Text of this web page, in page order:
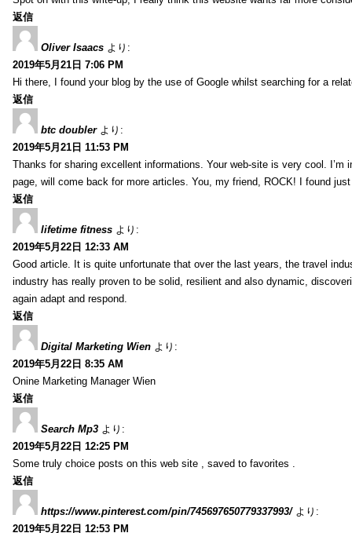
返信
Oliver Isaacs より:
2019年5月21日 7:06 PM
Hi there, I found your blog by the use of Google whilst searching for a
返信
btc doubler より:
2019年5月21日 11:53 PM
Thanks for sharing excellent informations. Your web-site is very cool.
page, will come back for more articles. You, my friend, ROCK! I found
返信
lifetime fitness より:
2019年5月22日 12:33 AM
Good article. It is quite unfortunate that over the last years, the travel
industry has really proven to be solid, resilient and also dynamic,
again adapt and respond.
返信
Digital Marketing Wien より:
2019年5月22日 8:35 AM
Onine Marketing Manager Wien
返信
Search Mp3 より:
2019年5月22日 12:25 PM
Some truly choice posts on this web site , saved to favorites .
返信
https://www.pinterest.com/pin/745697650779337993/ より:
2019年5月22日 12:53 PM